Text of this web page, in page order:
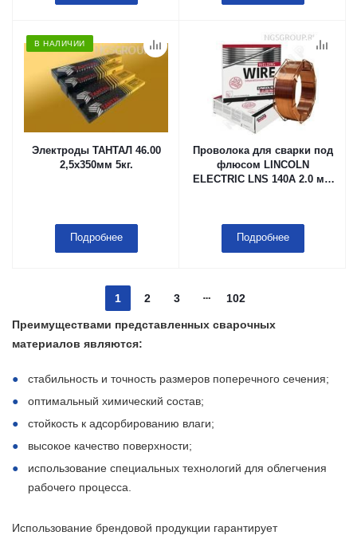
В НАЛИЧИИ
Электроды ТАНТАЛ 46.00
2,5х350мм 5кг.
Подробнее
Проволока для сварки под
флюсом LINCOLN
ELECTRIC LNS 140A 2.0 мм
летучим ингибитором
коррозии (VCI)
Подробнее
1 2 3 102
Преимуществами представленных сварочных
материалов являются:
стабильность и точность размеров поперечного сечения;
оптимальный химический состав;
стойкость к адсорбированию влаги;
высокое качество поверхности;
использование специальных технологий для облегчения
рабочего процесса.
Использование брендовой продукции гарантирует